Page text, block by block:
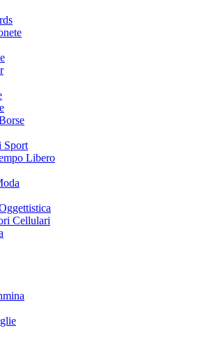
Sport
Libero
Cellulari